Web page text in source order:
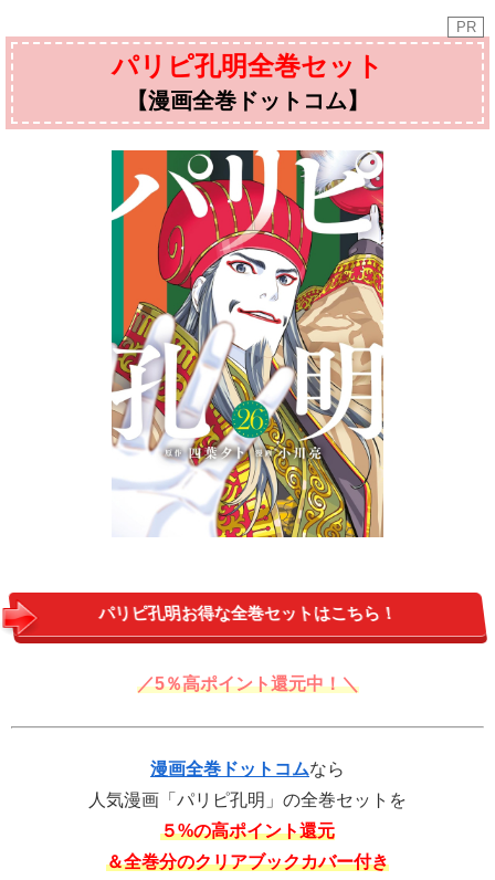
PR
パリピ孔明全巻セット
【漫画全巻ドットコム】
パリピ孔明お得な全巻セットはこちら！
／5％高ポイント還元中！＼
漫画全巻ドットコムなら
人気漫画「パリピ孔明」の全巻セットを
５%の高ポイント還元
＆全巻分のクリアブックカバー付き